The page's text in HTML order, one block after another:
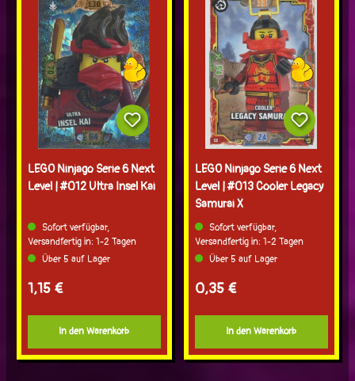
LEGO Ninjago Serie 6 Next
Level | #012 Ultra Insel Kai
Sofort verfügbar,
Versandfertig in: 1-2 Tagen
Über 5 auf Lager
Regulärer Preis:
1,15 €
In den Warenkorb
LEGO Ninjago Serie 6 Next
Level | #013 Cooler Legacy
Samurai X
Sofort verfügbar,
Versandfertig in: 1-2 Tagen
Über 5 auf Lager
Regulärer Preis:
0,35 €
In den Warenkorb